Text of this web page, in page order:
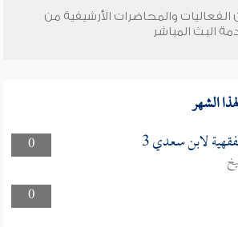
رمضانية 1444هـ
الفعاليات والمحاضرات الأرشيفية من
البث المباشر
الشهر
0 لابن سعدي 3
0